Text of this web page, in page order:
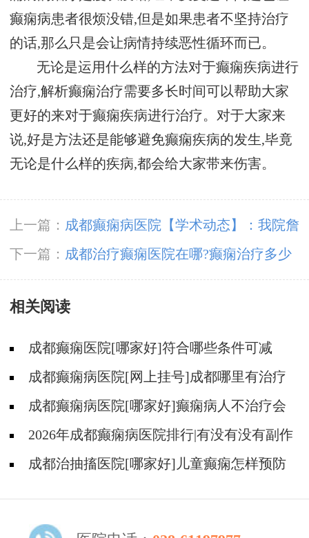
癫痫病患者很烦没错,但是如果患者不坚持治疗
的话,那么只是会让病情持续恶性循环而已。
无论是运用什么样的方法对于癫痫疾病进行
治疗,解析癫痫治疗需要多长时间可以帮助大家
更好的来对于癫痫疾病进行治疗。对于大家来
说,好是方法还是能够避免癫痫疾病的发生,毕竟
无论是什么样的疾病,都会给大家带来伤害。
上一篇： 成都癫痫病医院【学术动态】：我院詹
伟华院长和豆晓峰主任癫痫病研究报告荣登国际
医学杂志
下一篇： ​成都治疗癫痫医院在哪?癫痫治疗多少
钱?
相关阅读
成都癫痫医院[哪家好]符合哪些条件可减
药、停药?
成都癫痫病医院[网上挂号]成都哪里有治疗
癫痫的中医?
成都癫痫病医院[哪家好]癫痫病人不治疗会
怎样?2026年成都癫痫病医院排行|有没有没有副作
用的抗癫痫药物呢？
成都治抽搐医院[哪家好]儿童癫痫怎样预防